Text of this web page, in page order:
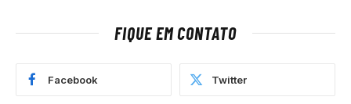
FIQUE EM CONTATO
Facebook Twitter